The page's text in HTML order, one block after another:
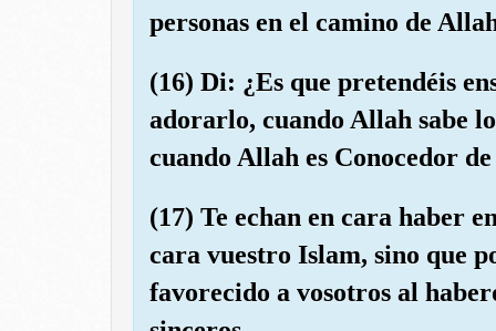
personas en el camino de
(16) Di: ¿Es que pretendéis
adorarlo, cuando Allah sabe
cuando Allah es Conocedor de
(17) Te echan en cara haber
cara vuestro Islam, sino que
favorecido a vosotros al